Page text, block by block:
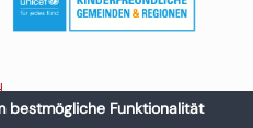
bestmögliche Funktionalität